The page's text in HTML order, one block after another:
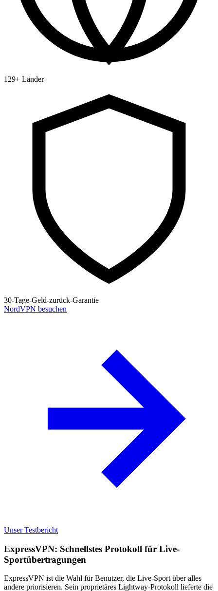
129+ Länder
30-Tage-Geld-zurück-Garantie
NordVPN besuchen
Unser Testbericht
ExpressVPN: Schnellstes Protokoll für Live-
Sportübertragungen
ExpressVPN ist die Wahl für Benutzer, die Live-Sport über alles
andere priorisieren. Sein proprietäres Lightway-Protokoll lieferte die